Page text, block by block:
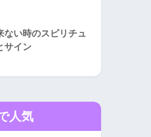
ない時のスピリチュ
サイン
人気